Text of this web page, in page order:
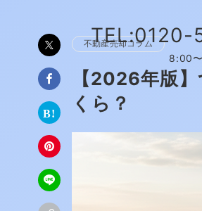
TEL:0120-
8:00
不動産売却コラム
【2026年版
くら？